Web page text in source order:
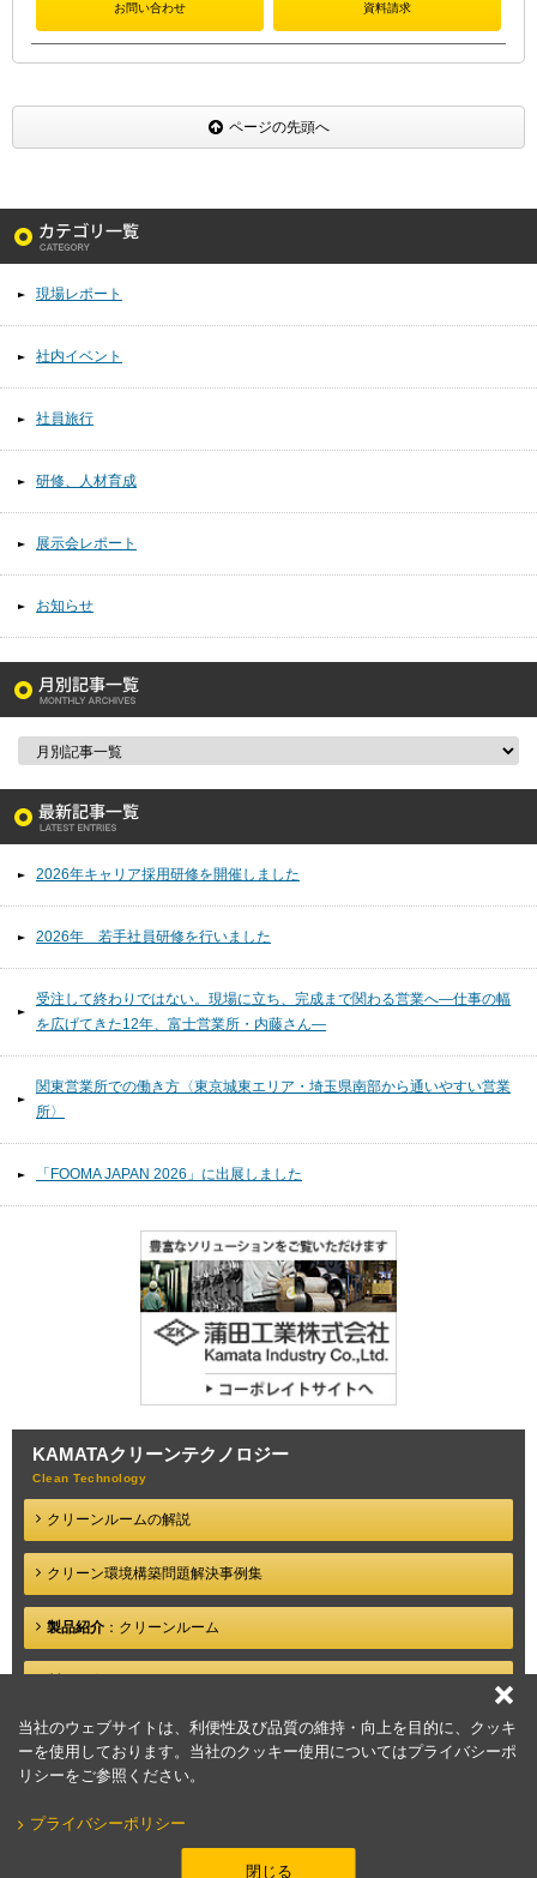
お問い合わせ 資料請求
ページの先頭へ
現場レポート
社内イベント
社員旅行
研修、人材育成
展示会レポート
お知らせ
2026年キャリア採用研修を開催しました
2026年 若手社員研修を行いました
受注して終わりではない。現場に立ち、完成まで関わる営業へ―仕事の幅
を広げてきた12年、富士営業所・内藤さん―
関東営業所での働き方〈東京城東エリア・埼玉県南部から通いやすい営業
所〉
「FOOMA JAPAN 2026」に出展しました
KAMATAクリーンテクノロジー
クリーンルームの解説
クリーン環境構築問題解決事例集
製品紹介 ：クリーンルーム
クリーン環境構築ポイント解説
閉じる
当社のウェブサイトは、利便性及び品質の維持・向上を目的に、クッキ
ーを使用しております。当社のクッキー使用についてはプライバシーポ
リシーをご参照ください。
プライバシーポリシー